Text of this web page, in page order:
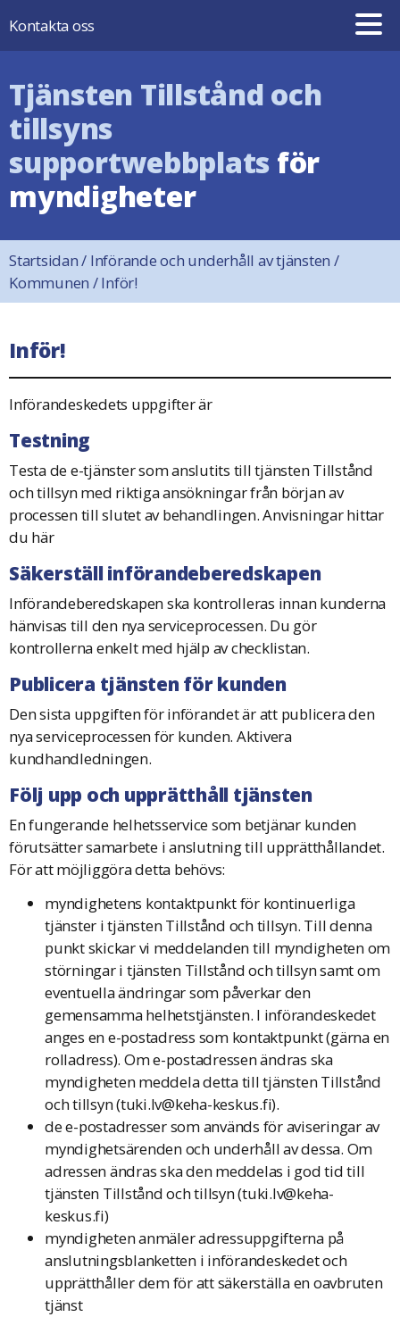
Kontakta oss
Tjänsten Tillstånd och
tillsyns
supportwebbplats för
myndigheter
Startsidan/ Införande och underhåll av tjänsten /
Kommunen /Inför!
Inför!
Införandeskedets uppgifter är
Testning
Testa de e-tjänster som anslutits till tjänsten Tillstånd
och tillsyn med riktiga ansökningar från början av
processen till slutet av behandlingen. Anvisningar hittar
du här
Säkerställ införandeberedskapen
Införandeberedskapen ska kontrolleras innan kunderna
hänvisas till den nya serviceprocessen. Du gör
kontrollerna enkelt med hjälp av checklistan.
Publicera tjänsten för kunden
Den sista uppgiften för införandet är att publicera den
nya serviceprocessen för kunden. Aktivera
kundhandledningen.
Följ upp och upprätthåll tjänsten
En fungerande helhetsservice som betjänar kunden
förutsätter samarbete i anslutning till upprätthållandet.
För att möjliggöra detta behövs:
myndighetens kontaktpunkt för kontinuerliga
tjänster i tjänsten Tillstånd och tillsyn. Till denna
punkt skickar vi meddelanden till myndigheten om
störningar i tjänsten Tillstånd och tillsyn samt om
eventuella ändringar som påverkar den
gemensamma helhetstjänsten. I införandeskedet
anges en e-postadress som kontaktpunkt (gärna en
rolladress). Om e-postadressen ändras ska
myndigheten meddela detta till tjänsten Tillstånd
och tillsyn (tuki.lv@keha-keskus.fi).
de e-postadresser som används för aviseringar av
myndighetsärenden och underhåll av dessa. Om
adressen ändras ska den meddelas i god tid till
tjänsten Tillstånd och tillsyn (tuki.lv@keha-
keskus.fi)
myndigheten anmäler adressuppgifterna på
anslutningsblanketten i införandeskedet och
upprätthåller dem för att säkerställa en oavbruten
tjänst